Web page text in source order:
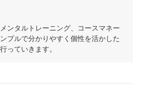
ンタルトレーニング、コースマネー
プルで分かりやすく個性を活かした
っていきます。